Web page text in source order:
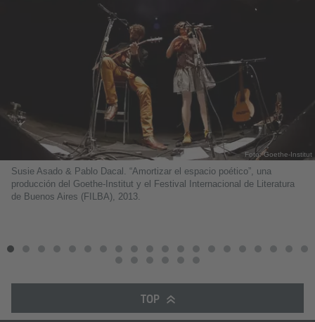
Foto: Goethe-Institut
Susie Asado & Pablo Dacal. “Amortizar el espacio poético”, una
producción del Goethe-Institut y el Festival Internacional de Literatura
de Buenos Aires (FILBA), 2013.
TOP